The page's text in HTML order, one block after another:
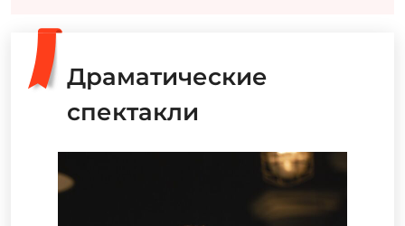
Драматические
спектакли